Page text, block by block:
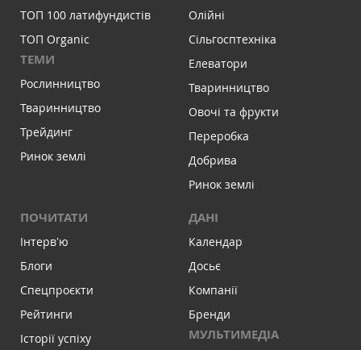
ТОП 100 латифундистів
ТОП Organic
ТЕМИ
Рослинництво
Тваринництво
Трейдинг
Ринок землі
Олійні
Сільгосптехніка
Елеватори
Тваринництво
Овочі та фрукти
Переробка
Добрива
Ринок землі
ПОЧИТАТИ
Інтервʼю
Блоги
Спецпроєкти
Рейтинги
Історії успіху
ДАНІ
Календар
Досьє
Компанії
Бренди
МУЛЬТИМЕДІА